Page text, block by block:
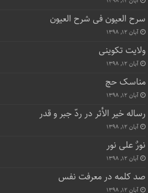
سرح العیون فی شرح العیون
آبان ۱۲, ۱۳۹۸
ولایت تکوینی
آبان ۱۲, ۱۳۹۸
مناسک حج
آبان ۱۲, ۱۳۹۸
رساله خیر الأثر در ردّ جبر و قدر
آبان ۱۲, ۱۳۹۸
نورٌ علی نور
آبان ۱۲, ۱۳۹۸
صد کلمه در معرفت نفس
آبان ۱۲, ۱۳۹۸